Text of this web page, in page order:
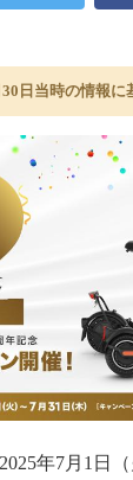
日当時の情報に
年7月1日